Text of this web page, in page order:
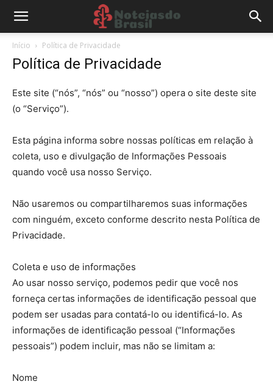
Início Política de Privacidade
Política de Privacidade
Este site (“nós”, “nós” ou “nosso”) opera o site deste site
(o “Serviço”).
Esta página informa sobre nossas políticas em relação à
coleta, uso e divulgação de Informações Pessoais
quando você usa nosso Serviço.
Não usaremos ou compartilharemos suas informações
com ninguém, exceto conforme descrito nesta Política de
Privacidade.
Coleta e uso de informações
Ao usar nosso serviço, podemos pedir que você nos
forneça certas informações de identificação pessoal que
podem ser usadas para contatá-lo ou identificá-lo. As
informações de identificação pessoal (“Informações
pessoais”) podem incluir, mas não se limitam a:
Nome